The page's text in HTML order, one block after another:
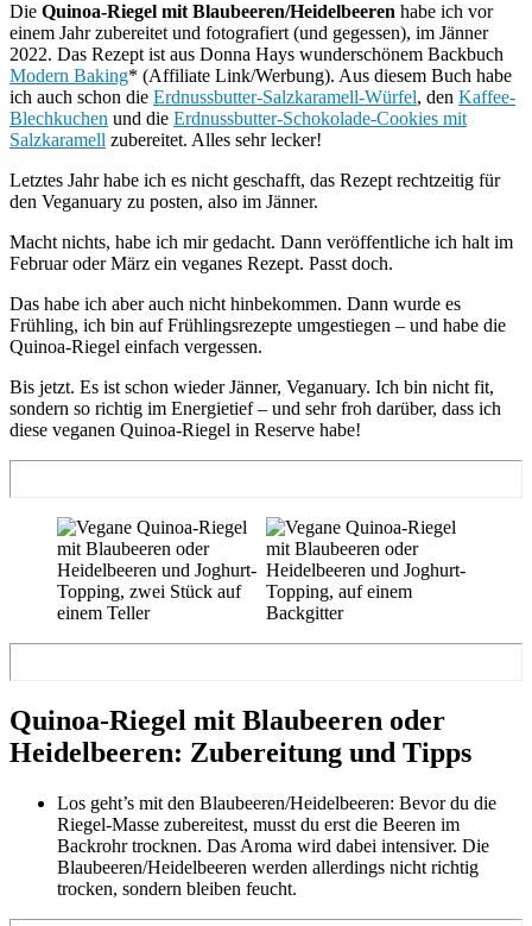
Die Quinoa-Riegel mit Blaubeeren/Heidelbeeren habe ich vor
einem Jahr zubereitet und fotografiert (und gegessen), im Jänner
2022. Das Rezept ist aus Donna Hays wunderschönem Backbuch
Modern Baking* (Affiliate Link/Werbung). Aus diesem Buch habe
ich auch schon die Erdnussbutter-Salzkaramell-Würfel, den Kaffee-
Blechkuchen und die Erdnussbutter-Schokolade-Cookies mit
Salzkaramell zubereitet. Alles sehr lecker!
Letztes Jahr habe ich es nicht geschafft, das Rezept rechtzeitig für
den Veganuary zu posten, also im Jänner.
Macht nichts, habe ich mir gedacht. Dann veröffentliche ich halt im
Februar oder März ein veganes Rezept. Passt doch.
Das habe ich aber auch nicht hinbekommen. Dann wurde es
Frühling, ich bin auf Frühlingsrezepte umgestiegen – und habe die
Quinoa-Riegel einfach vergessen.
Bis jetzt. Es ist schon wieder Jänner, Veganuary. Ich bin nicht fit,
sondern so richtig im Energietief – und sehr froh darüber, dass ich
diese veganen Quinoa-Riegel in Reserve habe!
Quinoa-Riegel mit Blaubeeren oder
Heidelbeeren: Zubereitung und Tipps
Los geht’s mit den Blaubeeren/Heidelbeeren: Bevor du die
Riegel-Masse zubereitest, musst du erst die Beeren im
Backrohr trocknen. Das Aroma wird dabei intensiver. Die
Blaubeeren/Heidelbeeren werden allerdings nicht richtig
trocken, sondern bleiben feucht.